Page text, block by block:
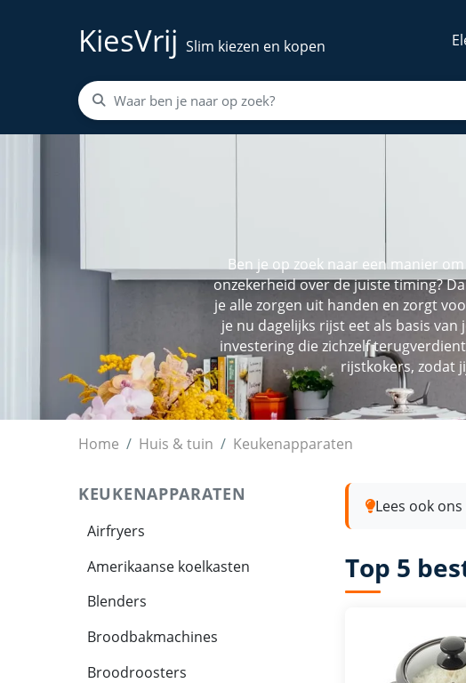
KiesVrij Slim kiezen en kopen
Ben je op zoek naar een manier
onzekerheid over de juiste timing?
je alle zorgen uit handen en zorgt
je nu dagelijks rijst eet als basis
investering die zichzelf
rijstkokers, zodat
Home Huis & tuin Keukenapparaten
Rijstkokers
KEUKENAPPARATEN
Airfryers
Amerikaanse koelkasten
Blenders
Broodbakmachines
Broodroosters
Lees ook
Top 5